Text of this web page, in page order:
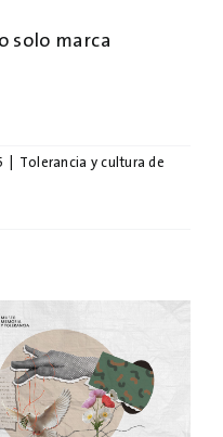
solo marca
Tolerancia y cultura de